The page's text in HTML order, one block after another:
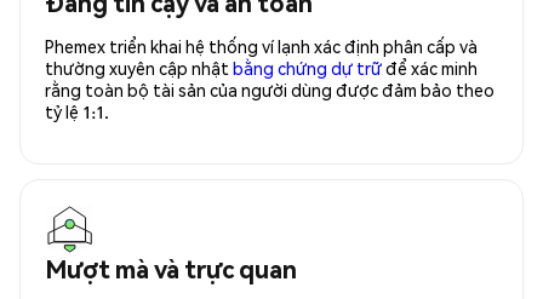
Phemex triển khai hệ thống ví lạnh xác định phân cấp và
thường xuyên cập nhật bằng chứng dự trữđể xác minh
rằng toàn bộ tài sản của người dùng được đảm bảo theo
tỷ lệ 1:1.
Mượt mà và trực quan